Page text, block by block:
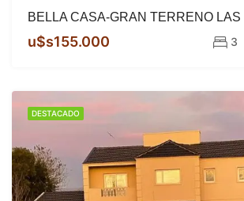
BELLA CASA-GRAN TERRENO LAS
u$s155.000 3
DESTACADO